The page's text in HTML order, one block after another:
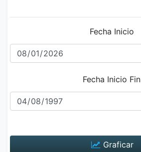
Fecha Inicio
Fecha Inicio Fin
Graficar